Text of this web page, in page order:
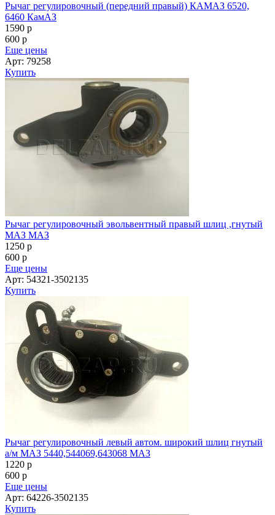
Рычаг регулировочный (передний правый) КАМАЗ 6520,
6460 КамАЗ
1590 p
600 p
Еще цены
Арт: 79258
Купить
Рычаг регулировочный эвольвентный правый шлиц ,гнутый
МАЗ МАЗ
1250 p
600 p
Еще цены
Арт: 54321-3502135
Купить
Рычаг регулировочный левый автом. широкий шлиц гнутый
а/м МАЗ 5440,544069,643068 МАЗ
1220 p
600 p
Еще цены
Арт: 64226-3502135
Купить